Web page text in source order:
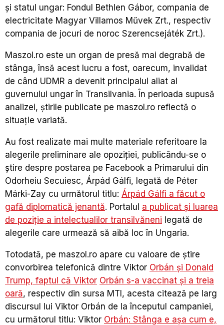
și statul ungar: Fondul Bethlen Gábor, compania de
electricitate Magyar Villamos Művek Zrt., respectiv
compania de jocuri de noroc Szerencsejáték Zrt.).
Maszol.ro este un organ de presă mai degrabă de
stânga, însă acest lucru a fost, oarecum, invalidat
de când UDMR a devenit principalul aliat al
guvernului ungar în Transilvania. În perioada supusă
analizei, știrile publicate pe maszol.ro reflectă o
situație variată.
Au fost realizate mai multe materiale referitoare la
alegerile preliminare ale opoziției, publicându-se o
știre despre postarea pe Facebook a Primarului din
Odorheiu Secuiesc, Árpád Gálfi, legată de Péter
Márki-Zay cu următorul titlu: Árpád Gálfi a făcut o
gafă diplomatică jenantă. Portalul a publicat și luarea
de poziție a intelectualilor transilvăneni legată de
alegerile care urmează să aibă loc în Ungaria.
Totodată, pe maszol.ro apare cu valoare de știre
convorbirea telefonică dintre Viktor Orbán și Donald
Trump, faptul că Viktor Orbán s-a vaccinat și a treia
oară, respectiv din sursa MTI, acesta citează pe larg
discursul lui Viktor Orbán de la începutul campaniei,
cu următorul titlu: Viktor Orbán: Stânga e așa cum e,